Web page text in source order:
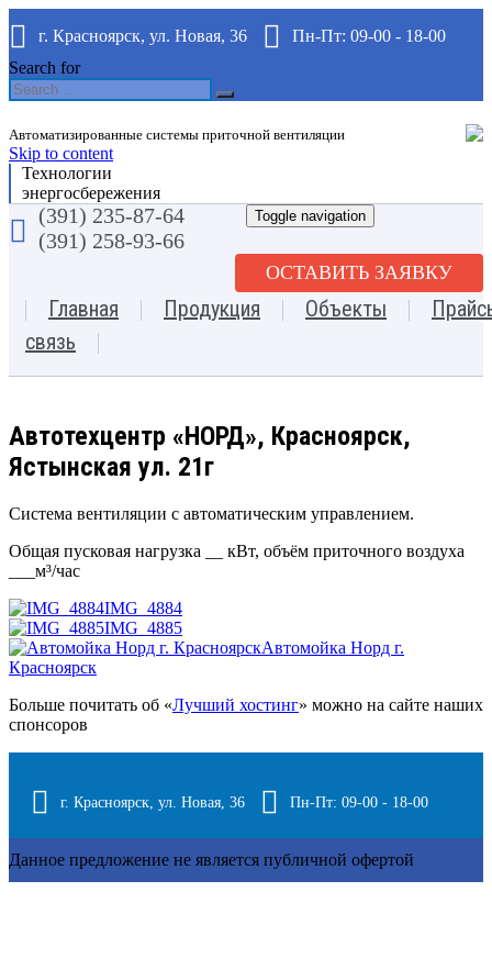
г. Красноярск, ул. Новая, 36
Пн-Пт: 09-00 - 18-00
Search for
Автоматизированные системы приточной вентиляции
Skip to content
Технологии
энергосбережения
(391) 235-87-64
(391) 258-93-66
ОСТАВИТЬ ЗАЯВКУ
Toggle navigation
Главная Продукция Объекты
связь
Автотехцентр «НОРД», Красноярск,
Ястынская ул. 21г
Система вентиляции с автоматическим управлением.
Общая пусковая нагрузка __ кВт, объём приточного воздуха
___м³/час
IMG_4884
IMG_4885
Автомойка Норд г.
Красноярск
Больше почитать об «Лучший хостинг» можно на сайте наших
спонсоров
г. Красноярск, ул. Новая, 36 Пн-Пт: 09-00 - 18-00
Данное предложение не является публичной офертой